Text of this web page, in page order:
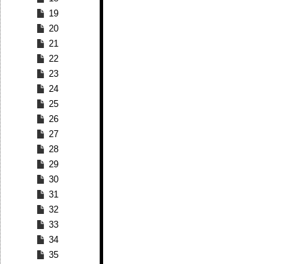
19
20
21
22
23
24
25
26
27
28
29
30
31
32
33
34
35